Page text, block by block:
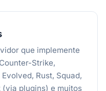
que implemente
Strike,
Rust, Squad,
plugins) e muitos